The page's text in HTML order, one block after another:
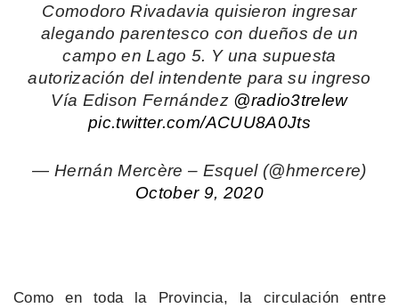
Comodoro Rivadavia quisieron ingresar
alegando parentesco con dueños de un
campo en Lago 5. Y una supuesta
autorización del intendente para su ingreso
Vía Edison Fernández @radio3trelew
pic.twitter.com/ACUU8A0Jts
— Hernán Mercère – Esquel (@hmercere)
October 9, 2020
Como en toda la Provincia, la circulación entre